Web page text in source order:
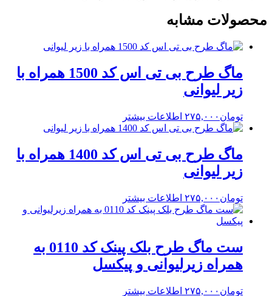
محصولات مشابه
ماگ طرح بی تی اس کد 1500 همراه با
زیر لیوانی
تومان ۲۷۵,۰۰۰ اطلاعات بیشتر
ماگ طرح بی تی اس کد 1400 همراه با
زیر لیوانی
تومان ۲۷۵,۰۰۰ اطلاعات بیشتر
ست ماگ طرح بلک پینک کد 0110 به
همراه زیرلیوانی و پیکسل
تومان ۲۷۵,۰۰۰ اطلاعات بیشتر